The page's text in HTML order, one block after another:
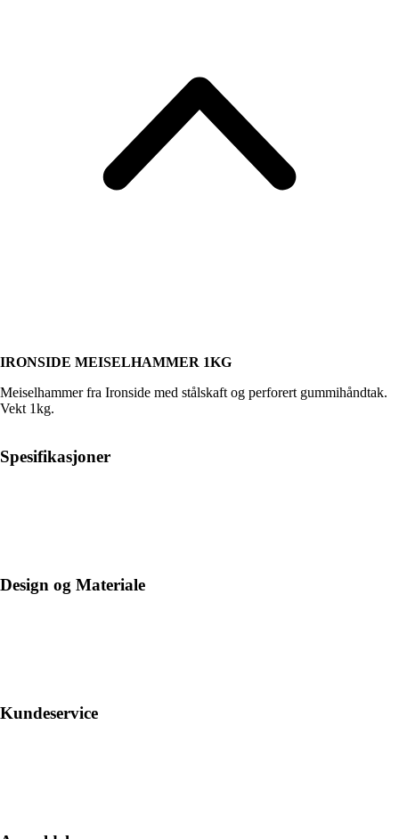
IRONSIDE MEISELHAMMER 1KG
Meiselhammer fra Ironside med stålskaft og perforert gummihåndtak.
Vekt 1kg.
Spesifikasjoner
Design og Materiale
Kundeservice